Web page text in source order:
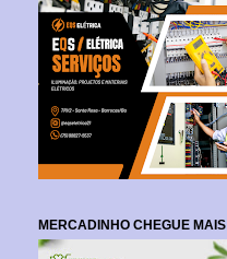
MERCADINHO CHEGUE MAIS